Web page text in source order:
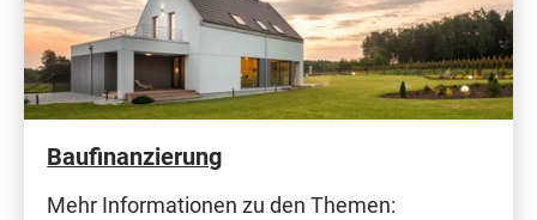
Baufinanzierung
Mehr Informationen zu den Themen: